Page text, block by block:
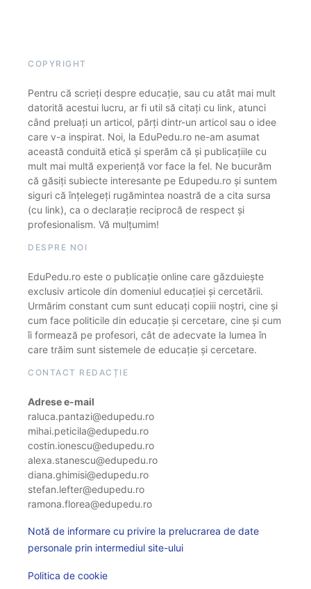
COPYRIGHT
Pentru că scrieți despre educație, sau cu atât mai mult
datorită acestui lucru, ar fi util să citați cu link, atunci
când preluați un articol, părți dintr-un articol sau o idee
care v-a inspirat. Noi, la EduPedu.ro ne-am asumat
această conduită etică și sperăm că și publicațiile cu
mult mai multă experiență vor face la fel. Ne bucurăm
că găsiți subiecte interesante pe Edupedu.ro și suntem
siguri că înțelegeți rugămintea noastră de a cita sursa
(cu link), ca o declarație reciprocă de respect și
profesionalism. Vă mulțumim!
DESPRE NOI
EduPedu.ro este o publicație online care găzduiește
exclusiv articole din domeniul educației și cercetării.
Urmărim constant cum sunt educați copiii noștri, cine și
cum face politicile din educație și cercetare, cine și cum
îi formează pe profesori, cât de adecvate la lumea în
care trăim sunt sistemele de educație și cercetare.
CONTACT REDACȚIE
Adrese e-mail
raluca.pantazi@edupedu.ro
mihai.peticila@edupedu.ro
costin.ionescu@edupedu.ro
alexa.stanescu@edupedu.ro
diana.ghimisi@edupedu.ro
stefan.lefter@edupedu.ro
ramona.florea@edupedu.ro
Notă de informare cu privire la prelucrarea de date
personale prin intermediul site-ului
Politica de cookie